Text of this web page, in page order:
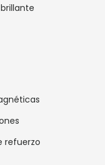
refuerzo